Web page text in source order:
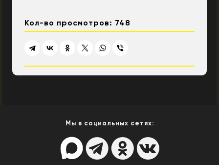
Кол-во просмотров: 748
Мы в социальных сетях: